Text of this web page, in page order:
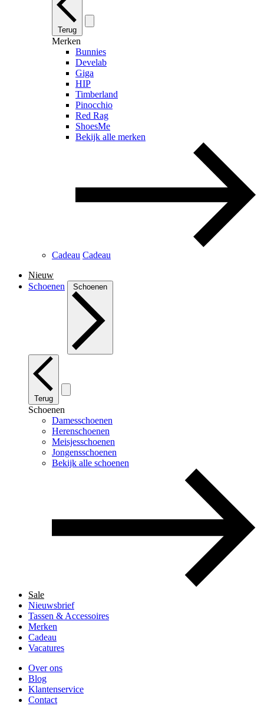
Terug
Merken
Bunnies
Develab
Giga
HIP
Timberland
Pinocchio
Red Rag
ShoesMe
Bekijk alle merken
Cadeau Cadeau
Nieuw
Schoenen
Schoenen
Terug
Schoenen
Damesschoenen
Herenschoenen
Meisjesschoenen
Jongensschoenen
Bekijk alle schoenen
Sale
Nieuwsbrief
Tassen & Accessoires
Merken
Cadeau
Vacatures
Over ons
Blog
Klantenservice
Contact